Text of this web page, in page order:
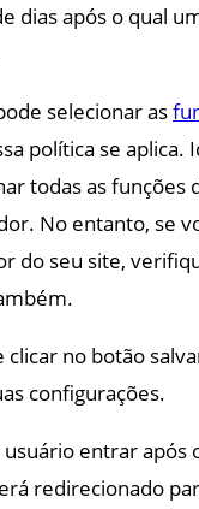
dias após o qual
selecionar as
política se aplica.
todas as funções
No entanto, se
do seu site,
clicar no botão
configurações.
entrar após
redirecionado